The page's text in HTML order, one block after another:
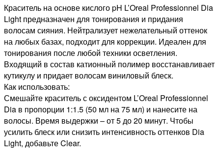
ВОЛОС
МОЛОЧНЫЙ
КОКТЕЙЛЬ
БЕЛЫЙ
ДЫМ,
50мл
Краситель на основе кислого pH L’Oreal Professionnel Dia
Light предназначен для тонирования и придания
волосам сияния. Нейтрализует нежелательный оттенок
на любых базах, подходит для коррекции. Идеален для
тонирования после любой техники осветления.
Входящий в состав катионный полимер восстанавливает
кутикулу и придает волосам виниловый блеск.
Как использовать:
Смешайте краситель с оксидентом L’Oreal Professionnel
Dia в пропорции 1:1.5 (50 мл на 75 мл) и нанесите на
волосы. Время выдержки – от 5 до 20 минут. Чтобы
усилить блеск или снизить интенсивность оттенков Dia
Light, добавьте Clear.